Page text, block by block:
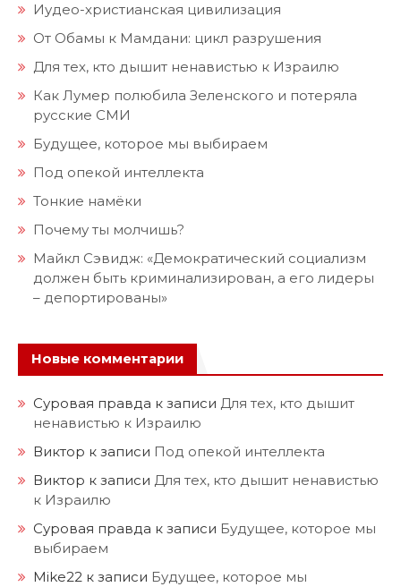
Иудео-христианская цивилизация
От Обамы к Мамдани: цикл разрушения
Для тех, кто дышит ненавистью к Израилю
Как Лумер полюбила Зеленского и потеряла
русские СМИ
Будущее, которое мы выбираем
Под опекой интеллекта
Тонкие намёки
Почему ты молчишь?
Майкл Сэвидж: «Демократический социализм
должен быть криминализирован, а его лидеры
– депортированы»
Новые комментарии
Суровая правда к записи Для тех, кто дышит
ненавистью к Израилю
Виктор к записи Под опекой интеллекта
Виктор к записи Для тех, кто дышит ненавистью
к Израилю
Суровая правда к записи Будущее, которое мы
выбираем
Mike22 к записи Будущее, которое мы